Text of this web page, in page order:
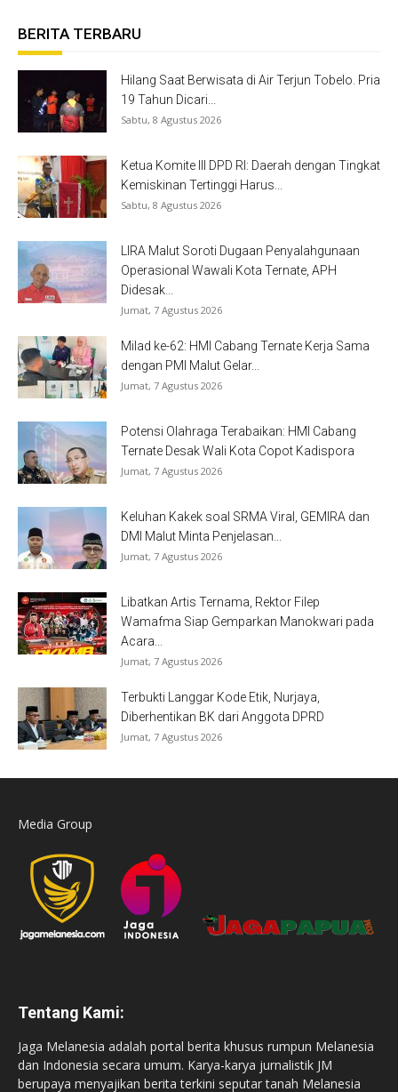
BERITA TERBARU
Hilang Saat Berwisata di Air Terjun Tobelo. Pria
19 Tahun Dicari...
Sabtu, 8 Agustus 2026
Ketua Komite III DPD RI: Daerah dengan Tingkat
Kemiskinan Tertinggi Harus...
Sabtu, 8 Agustus 2026
LIRA Malut Soroti Dugaan Penyalahgunaan
Operasional Wawali Kota Ternate, APH
Didesak...
Jumat, 7 Agustus 2026
Milad ke-62: HMI Cabang Ternate Kerja Sama
dengan PMI Malut Gelar...
Jumat, 7 Agustus 2026
Potensi Olahraga Terabaikan: HMI Cabang
Ternate Desak Wali Kota Copot Kadispora
Jumat, 7 Agustus 2026
Keluhan Kakek soal SRMA Viral, GEMIRA dan
DMI Malut Minta Penjelasan...
Jumat, 7 Agustus 2026
Libatkan Artis Ternama, Rektor Filep
Wamafma Siap Gemparkan Manokwari pada
Acara...
Jumat, 7 Agustus 2026
Terbukti Langgar Kode Etik, Nurjaya,
Diberhentikan BK dari Anggota DPRD
Jumat, 7 Agustus 2026
Media Group
Tentang Kami:
Jaga Melanesia adalah portal berita khusus rumpun Melanesia
dan Indonesia secara umum. Karya-karya jurnalistik JM
berupaya menyajikan berita terkini seputar tanah Melanesia